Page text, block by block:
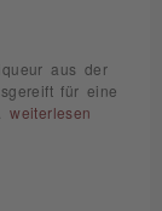
aus der
für eine
weiterlesen